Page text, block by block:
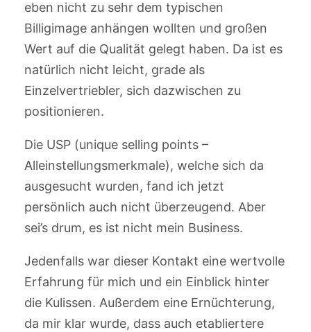
eben nicht zu sehr dem typischen
Billigimage anhängen wollten und großen
Wert auf die Qualität gelegt haben. Da ist es
natürlich nicht leicht, grade als
Einzelvertriebler, sich dazwischen zu
positionieren.
Die USP (unique selling points –
Alleinstellungsmerkmale), welche sich da
ausgesucht wurden, fand ich jetzt
persönlich auch nicht überzeugend. Aber
sei’s drum, es ist nicht mein Business.
Jedenfalls war dieser Kontakt eine wertvolle
Erfahrung für mich und ein Einblick hinter
die Kulissen. Außerdem eine Ernüchterung,
da mir klar wurde, dass auch etabliertere